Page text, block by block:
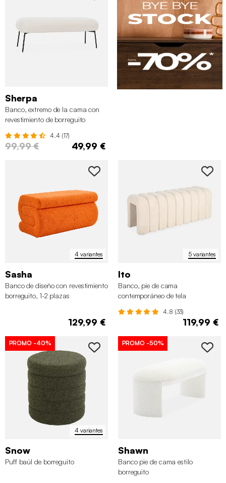
Sherpa
Banco, extremo de la cama con
revestimiento de borreguito
4.4 (17)
99,99 € 49,99 €
4 variantes
Sasha
Banco de diseño con revestimiento
borreguito, 1-2 plazas
129,99 €
5 variantes
Ito
Banco, pie de cama
contemporáneo de tela
4.8 (33)
119,99 €
4 variantes
PROMO -40%
Snow
Puff baúl de borreguito
PROMO -50%
Shawn
Banco pie de cama estilo
borreguito